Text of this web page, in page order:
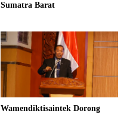
Sumatra Barat
Wamendiktisaintek Dorong